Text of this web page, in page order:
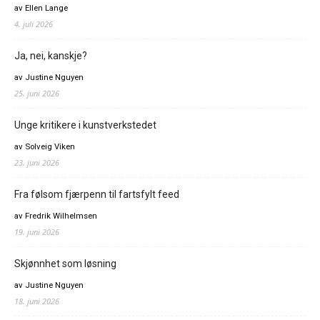
av Ellen Lange
4. juli 2026
Ja, nei, kanskje?
av Justine Nguyen
25. juni 2026
Unge kritikere i kunstverkstedet
av Solveig Viken
23. juni 2026
Fra følsom fjærpenn til fartsfylt feed
av Fredrik Wilhelmsen
19. juni 2026
Skjønnhet som løsning
av Justine Nguyen
18. juni 2026